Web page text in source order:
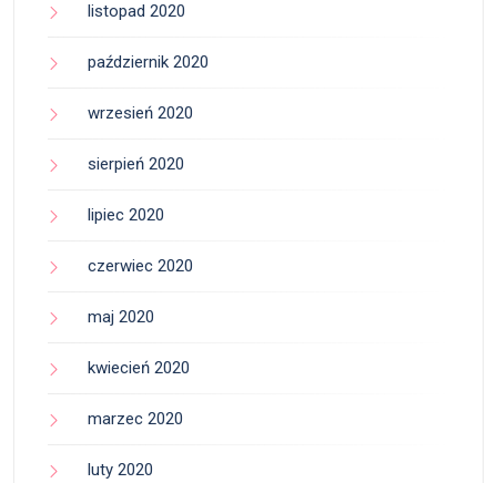
listopad 2020
październik 2020
wrzesień 2020
sierpień 2020
lipiec 2020
czerwiec 2020
maj 2020
kwiecień 2020
marzec 2020
luty 2020